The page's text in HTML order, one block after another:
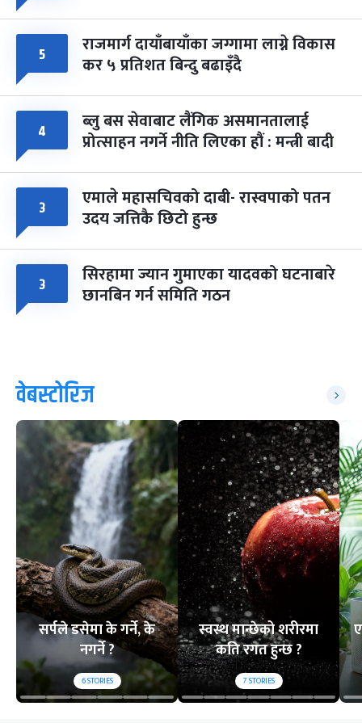
५ राजमार्ग दायाँबायाँका जग्गामा लाग्ने विकास
कर ५ प्रतिशत बिन्दु बढाइँदै
४ ब्लु बस सेवाबाट लैंगिक असमानतालाई
प्रोत्साहन नगर्ने नीति लिएका हौं : मन्त्री बादी
३ एमाले महासचिवको दाबी- रास्वपाको पतन
उदय जत्तिकै छिटो हुन्छ
३ सिरहामा ज्यान गुमाएका यादवको घटनाबारे
छानबिन गर्न समिति गठन
वेबस्टोरिज
सर्पले डसेमा के गर्ने, के
नगर्ने ?
6STORIES
स्वस्थ मान्छेको शरीरमा
कति रगत हुन्छ ?
7STORIES